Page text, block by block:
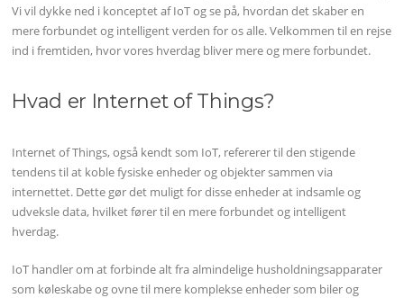
Vi vil dykke ned i konceptet af IoT og se på, hvordan det skaber en
mere forbundet og intelligent verden for os alle. Velkommen til en rejse
ind i fremtiden, hvor vores hverdag bliver mere og mere forbundet.
Hvad er Internet of Things?
Internet of Things, også kendt som IoT, refererer til den stigende
tendens til at koble fysiske enheder og objekter sammen via
internettet. Dette gør det muligt for disse enheder at indsamle og
udveksle data, hvilket fører til en mere forbundet og intelligent
hverdag.
IoT handler om at forbinde alt fra almindelige husholdningsapparater
som køleskabe og ovne til mere komplekse enheder som biler og